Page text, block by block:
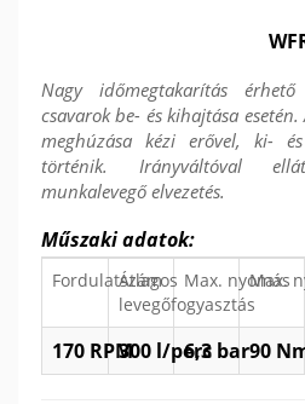
WFR-
Nagy időmegtakarítás
csavarok be- és kihajtása
meghúzása kézi erővel, ki-
történik. Irányváltóval
munkalevegő elvezetés.
Műszaki adatok:
Fordulatszám
Átlagos
levegőfogyasztás
Max. nyomás
Max.
170 RPM300 l/perc6,3 bar90